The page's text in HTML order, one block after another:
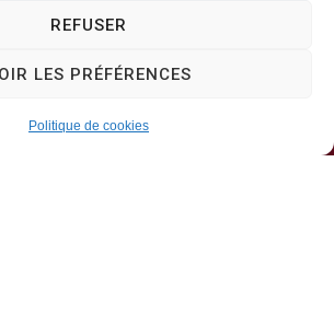
REFUSER
LES PRÉFÉRENCES
Politique de cookies
42330 – AVEIZIEUX
04 77 94 00 12